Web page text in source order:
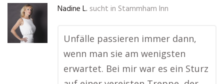
Nadine L. sucht in Stammham Inn
Unfälle passieren immer dann,
wenn man sie am wenigsten
erwartet. Bei mir war es ein Sturz